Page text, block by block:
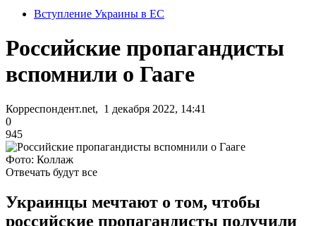
Вступление Украины в ЕС
Российские пропагандисты
вспомнили о Гааге
Корреспондент.net, 1 декабря 2022, 14:41
0
945
Фото: Коллаж
Отвечать будут все
Украинцы мечтают о том, чтобы
российские пропагандисты получили